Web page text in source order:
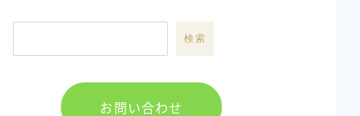
検索
お問い合わせ